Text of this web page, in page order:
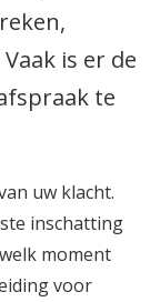
is er de
te
uw klacht.
inschatting
moment
voor